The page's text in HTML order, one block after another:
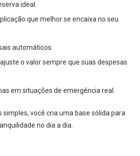
ideal.
que melhor se encaixa no seu
automáticos.
o valor sempre que suas despesas
em situações de emergência real.
simples, você cria uma base sólida para
no dia a dia.